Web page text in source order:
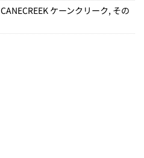
CANECREEK ケーンクリーク, その